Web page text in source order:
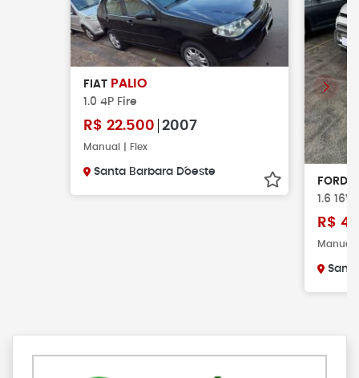
FIAT PALIO
1.0 4P Fire
R$ 22.500 2007
Manual | Flex
Santa Barbara D´oeste
FORD
1.6
R$
Manual